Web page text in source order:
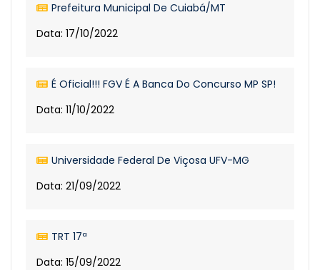
Prefeitura Municipal De Cuiabá/MT
Data: 17/10/2022
É Oficial!!! FGV É A Banca Do Concurso MP SP!
Data: 11/10/2022
Universidade Federal De Viçosa UFV-MG
Data: 21/09/2022
TRT 17ª
Data: 15/09/2022